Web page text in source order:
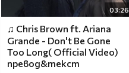
03:26
♫ Chris Brown ft. Ariana
Grande - Don't Be Gone
Too Long( Official Video)
превод&текст